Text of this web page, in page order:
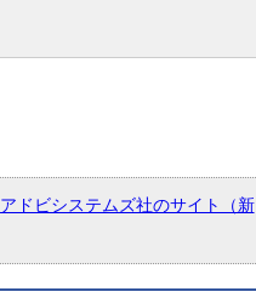
アドビシステムズ社のサイト（新